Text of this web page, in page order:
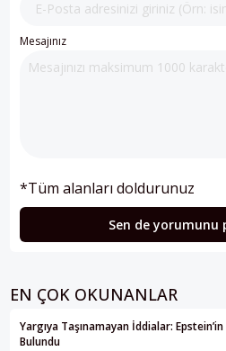
Mesajınız
*Tüm alanları doldurunuz
Sen de yorumunu
EN ÇOK OKUNANLAR
Yargıya Taşınamayan İddialar:
Bulundu